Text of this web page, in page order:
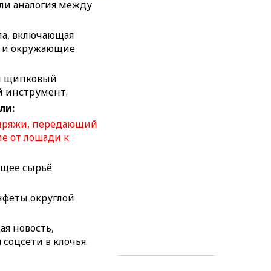
аналогия между
включающая
и окружающие
щипковый
инструмент.
олицетворяемый в
кораблей.
от
побегов
дерева.
бариста, не
вещество,
передающий
от лошади к
сырьё
округлой
новость,
в клочья.